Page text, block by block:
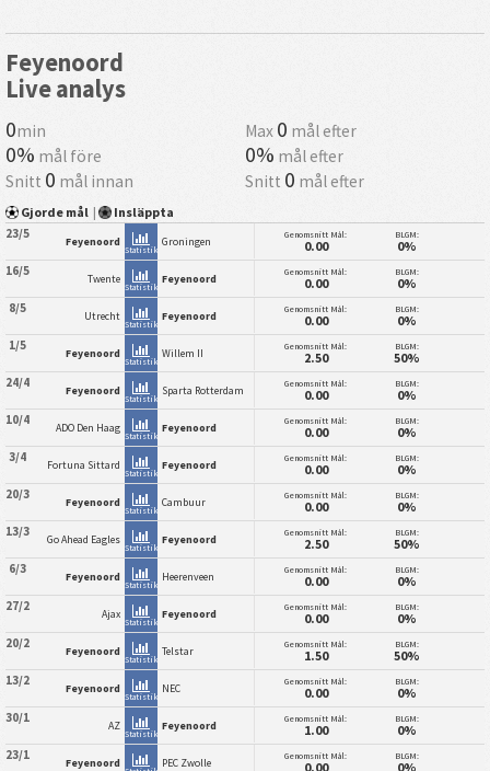
Feyenoord
Live analys
0min Max 0 mål efter
0% mål före 0% mål efter
Snitt 0 mål innan Snitt 0 mål efter
Gjorde mål | Insläppta
23/5 Feyenoord
Statistik
Groningen Genomsnitt Mål:
0.00
BLGM:
0%
16/5 Twente
Statistik
Feyenoord Genomsnitt Mål:
0.00
BLGM:
0%
8/5 Utrecht
Statistik
Feyenoord Genomsnitt Mål:
0.00
BLGM:
0%
1/5 Feyenoord
Statistik
Willem II Genomsnitt Mål:
2.50
BLGM:
50%
24/4 Feyenoord
Statistik
Sparta Rotterdam Genomsnitt Mål:
0.00
BLGM:
0%
10/4 ADO Den Haag
Statistik
Feyenoord Genomsnitt Mål:
0.00
BLGM:
0%
3/4 Fortuna Sittard
Statistik
Feyenoord Genomsnitt Mål:
0.00
BLGM:
0%
20/3 Feyenoord
Statistik
Cambuur Genomsnitt Mål:
0.00
BLGM:
0%
13/3 Go Ahead Eagles
Statistik
Feyenoord Genomsnitt Mål:
2.50
BLGM:
50%
6/3 Feyenoord
Statistik
Heerenveen Genomsnitt Mål:
0.00
BLGM:
0%
27/2 Ajax
Statistik
Feyenoord Genomsnitt Mål:
0.00
BLGM:
0%
20/2 Feyenoord
Statistik
Telstar Genomsnitt Mål:
1.50
BLGM:
50%
13/2 Feyenoord
Statistik
NEC Genomsnitt Mål:
0.00
BLGM:
0%
30/1 AZ
Statistik
Feyenoord Genomsnitt Mål:
1.00
BLGM:
0%
23/1 Feyenoord PEC Zwolle Genomsnitt Mål:
0.00
BLGM:
0%